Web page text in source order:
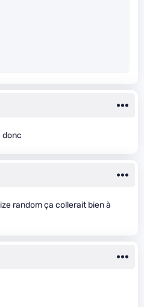
donc
random ça collerait bien à